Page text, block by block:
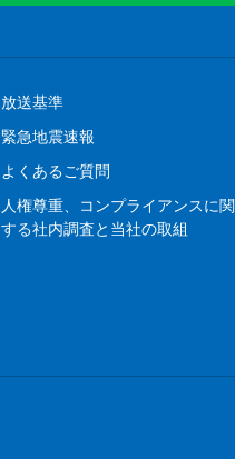
放送基準
緊急地震速報
よくあるご質問
人権尊重、コンプライアンスに関
する社内調査と当社の取組